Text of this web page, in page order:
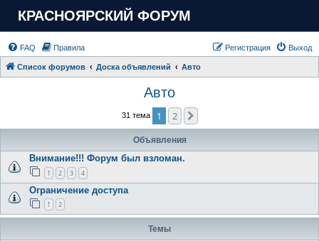
КРАСНОЯРСКИЙ ФОРУМ
FAQ Правила Выход
Регистрация
Список форумов Доска объявлений Авто
Авто
31 тема 1 2
Объявления
Внимание!!! Форум был взломан.
1 2 3 4
Ограничение доступа
1 2
Темы